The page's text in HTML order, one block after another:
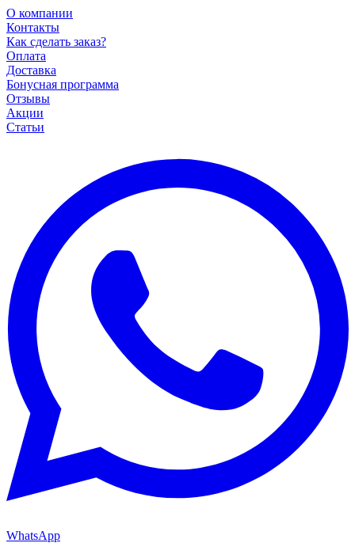
О компании
Контакты
Как сделать заказ?
Оплата
Доставка
Бонусная программа
Отзывы
Акции
Статьи
WhatsApp